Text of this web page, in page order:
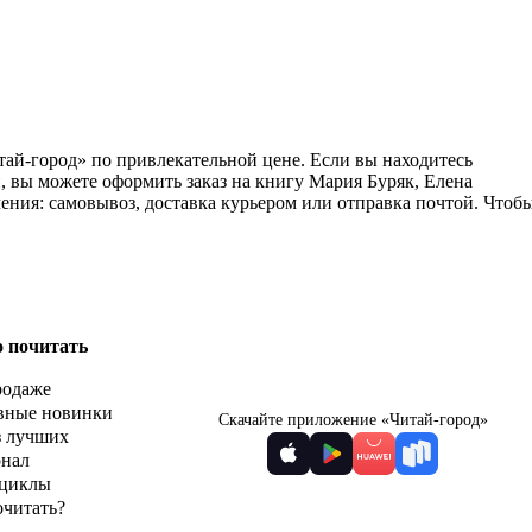
город» по привлекательной цене. Если вы находитесь
можете оформить заказ на книгу Мария Буряк, Елена
самовывоз, доставка курьером или отправка почтой.
почитать
новинки
лучших
Скачайте приложение «Читай-город»